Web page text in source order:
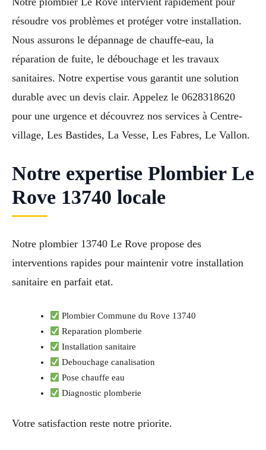
résoudre vos problèmes et protéger votre installation.
Nous assurons le dépannage de chauffe-eau, la
réparation de fuite, le débouchage et les travaux
sanitaires. Notre expertise vous garantit une solution
durable avec un devis clair. Appelez le 0628318620
pour une urgence et découvrez nos services à Centre-
village, Les Bastides, La Vesse, Les Fabres, Le Vallon.
Notre expertise Plombier Le
Rove 13740 locale
Notre plombier 13740 Le Rove propose des
interventions rapides pour maintenir votre installation
sanitaire en parfait etat.
Plombier Commune du Rove 13740
Reparation plomberie
Installation sanitaire
Debouchage canalisation
Pose chauffe eau
Diagnostic plomberie
Votre satisfaction reste notre priorite.